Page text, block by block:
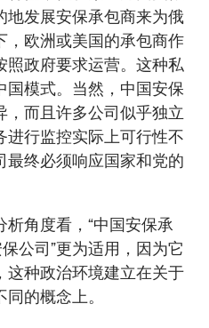
地发展安保承包商来为俄
，欧洲或美国的承包商作
照政府要求运营。这种私
模式。当然，中国安保
而且许多公司似乎独立
行监控实际上可行性不
最终必须响应国家和党的
角度看，“中国安保承
公司”更为适用，因为它
这种政治环境建立在关于
的概念上。